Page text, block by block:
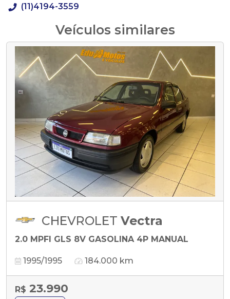
(11)4194-3559
Veículos similares
CHEVROLET Vectra
2.0 MPFI GLS 8V GASOLINA 4P MANUAL
1995/1995 184.000 km
R$ 23.990